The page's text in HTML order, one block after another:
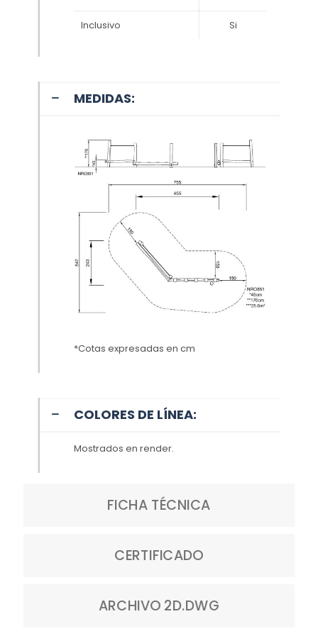
Inclusivo Si
MEDIDAS:
*Cotas expresadas en cm
COLORES DE LÍNEA:
Mostrados en render.
FICHA TÉCNICA
CERTIFICADO
ARCHIVO 2D.DWG